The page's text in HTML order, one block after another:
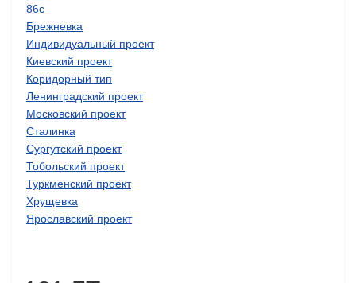
86с
Брежневка
Индивидуальный проект
Киевский проект
Коридорный тип
Ленинградский проект
Московский проект
Сталинка
Сургутский проект
Тобольский проект
Туркменский проект
Хрущевка
Ярославский проект